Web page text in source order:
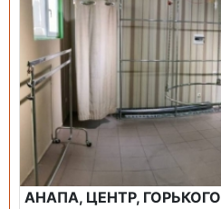
АНАПА, ЦЕНТР, ГОРЬКОГО